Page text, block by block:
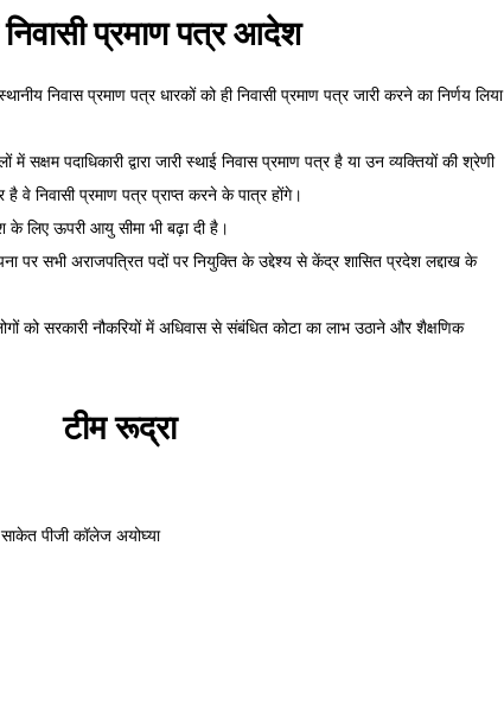
निवासी प्रमाण पत्र आदेश
निवास प्रमाण पत्र धारकों को ही निवासी प्रमाण पत्र जारी करने का निर्णय लिया
पदाधिकारी द्वारा जारी स्थाई निवास प्रमाण पत्र है या उन व्यक्तियों की श्रेणी
वे निवासी प्रमाण पत्र प्राप्त करने के पात्र होंगे।
लिए ऊपरी आयु सीमा भी बढ़ा दी है।
पर सभी अराजपत्रित पदों पर नियुक्ति के उद्देश्य से केंद्र शासित प्रदेश लद्दाख के
को सरकारी नौकरियों में अधिवास से संबंधित कोटा का लाभ उठाने और शैक्षणिक
टीम रूद्रा
पीजी कॉलेज अयोघ्या